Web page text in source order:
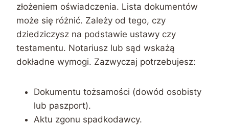
złożeniem oświadczenia. Lista dokumentów
może się różnić. Zależy od tego, czy
dziedziczysz na podstawie ustawy czy
testamentu. Notariusz lub sąd wskażą
dokładne wymogi. Zazwyczaj potrzebujesz:
Dokumentu tożsamości (dowód osobisty
lub paszport).
Aktu zgonu spadkodawcy.